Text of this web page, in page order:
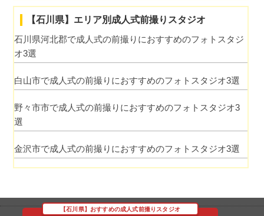
【石川県】エリア別成人式前撮りスタジオ
石川県河北郡で成人式の前撮りにおすすめのフォトスタジ
オ3選
白山市で成人式の前撮りにおすすめのフォトスタジオ3選
野々市市で成人式の前撮りにおすすめのフォトスタジオ3
選
金沢市で成人式の前撮りにおすすめのフォトスタジオ3選
【石川県】おすすめの成人式前撮りスタジオ